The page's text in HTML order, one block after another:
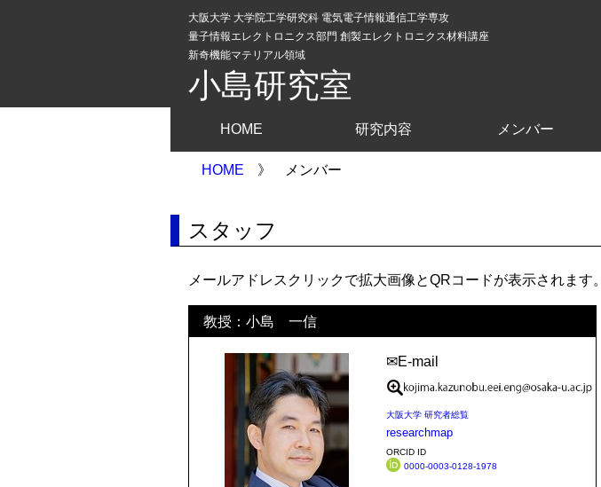
大阪大学 大学院工学研究科 電気電子情報通信工学専攻
量子情報エレクトロニクス部門 創製エレクトロニクス材料講座
新奇機能マテリアル領域
小島研究室
HOME 研究内容 メンバー
HOME 》 メンバー
スタッフ
メールアドレスクリックで拡大画像とQRコードが表示されます。
教授：小島 一信
✉E-mail
大阪大学 研究者総覧
researchmap
ORCID ID
0000-0003-0128-1978